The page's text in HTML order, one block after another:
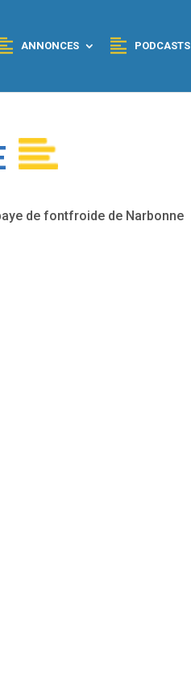
ANNONCES PODCASTS
de fontfroide de Narbonne